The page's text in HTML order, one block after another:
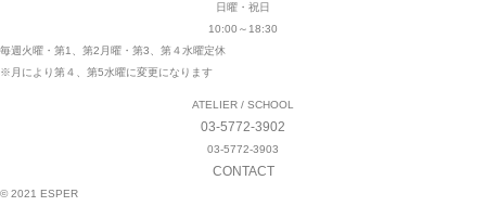
日曜・祝日
10:00～18:30
毎週火曜・第1、第2月曜・第3、第４水曜定休
※月により第４、第5水曜に変更になります
ATELIER / SCHOOL
03-5772-3902
03-5772-3903
CONTACT
© 2021 ESPER